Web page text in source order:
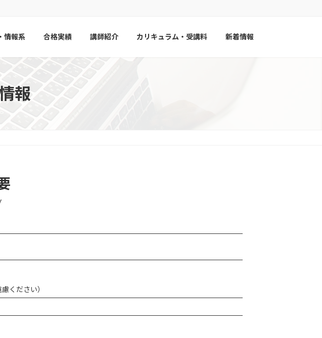
情報系 合格実績 講師紹介 カリキュラム・受講料 新着情報
報
ください）